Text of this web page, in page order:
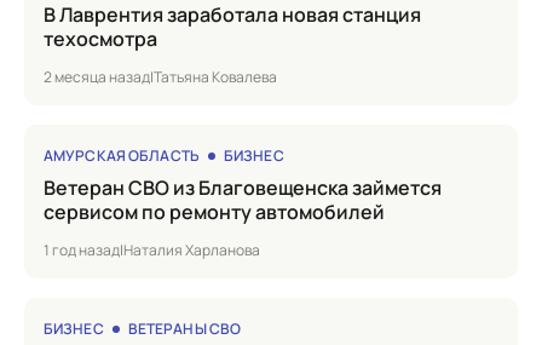
в Лаврентия заработала новая станция
техосмотра
2 месяца назад|Татьяна Ковалева
АМУРСКАЯ ОБЛАСТЬ БИЗНЕС
Ветеран СВО из Благовещенска займется
сервисом по ремонту автомобилей
1 год назад|Наталия Харланова
БИЗНЕС ВЕТЕРАНЫ СВО